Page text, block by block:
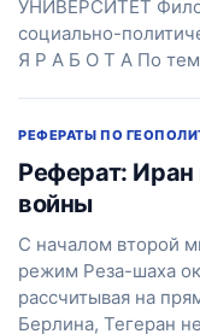
УНИВЕРСИТЕТ
социально-
Я Р А Б О Т А По
РЕФЕРАТЫ ПО
Реферат:
войны
С началом второй
режим Реза-шаха
рассчитывая на
Берлина, Тегеран